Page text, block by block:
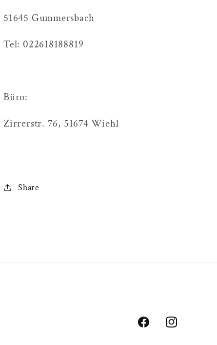
51645 Gummersbach
Tel: 022618188819
Büro:
Zirrerstr. 76, 51674 Wiehl
Share
FacebookInstagram